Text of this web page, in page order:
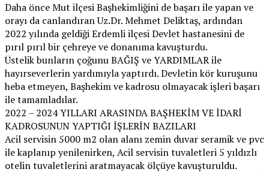
Daha önce Mut ilçesi Başhekimliğini de başarı ile yapan ve
orayı da canlandıran Uz.Dr. Mehmet Deliktaş, ardından
2022 yılında geldiği Erdemli ilçesi Devlet hastanesini de
pırıl pırıl bir çehreye ve donanıma kavuşturdu.
Üstelik bunların çoğunu BAĞIŞ ve YARDIMLAR ile
hayırseverlerin yardımıyla yaptırdı. Devletin kör kuruşunu
heba etmeyen, Başhekim ve kadrosu olmayacak işleri başarı
ile tamamladılar.
2022 – 2024 YILLARI ARASINDA BAŞHEKİM VE İDARİ
KADROSUNUN YAPTIĞI İŞLERİN BAZILARI
Acil servisin 5000 m2 olan alanı zemin duvar seramik ve pvc
ile kaplanıp yenilenirken, Acil servisin tuvaletleri 5 yıldızlı
otelin tuvaletlerini aratmayacak ölçüye kavuşturuldu.